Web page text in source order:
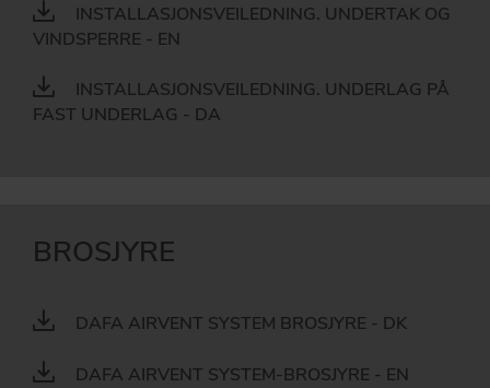
INSTALLASJONSVEILEDNING. UNDERTAK OG
VINDSPERRE - EN
INSTALLASJONSVEILEDNING. UNDERLAG PÅ
FAST UNDERLAG - DA
BROSJYRE
DAFA AIRVENT SYSTEM BROSJYRE - DK
DAFA AIRVENT SYSTEM-BROSJYRE - EN